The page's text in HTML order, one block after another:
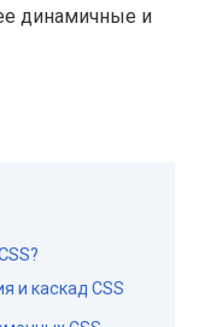
динамичные и
и каскад CSS